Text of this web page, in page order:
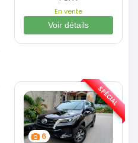
En vente
Voir détails
6
SPÉCIAL